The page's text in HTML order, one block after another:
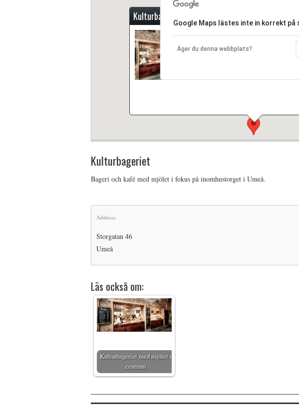
Kulturbageriet
Bageri och kafé med mjölet i fokus
Google Maps lästes inte in korrekt på
Äger du denna webbplats?
Kulturbageriet
Bageri och kafé med mjölet i fokus på inomhustorget i Umeå.
Address:
Storgatan 46
Umeå
Läs också om:
Kulturbageriet med mjölet i
centrum